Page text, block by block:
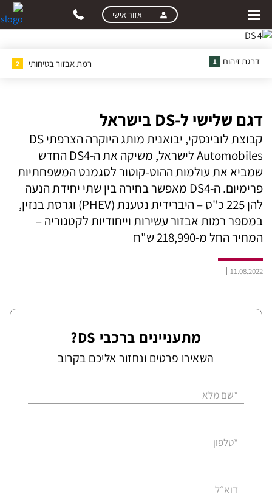
skip
main
skip
page
אזור אישי
דרגת זיהום 1 רמת אבזור בטיחותי 2
דגם שלישי ל-DS בישראל
קבוצת לובינסקי, יבואנית מותג היוקרה הצרפתי DS
Automobiles לישראל, משיקה את ה-DS4 החדש
שמביא את עולמות ההוט-קוטור לסגמנט המשפחתיות
פרימיום. ה-DS4 מאפשר בחירה בין שתי יחידת הנעה
להן 225 כ"ס – היברידית נטענת (PHEV) וגרסת בנזין,
במספר רמות אבזור עשירות וייחודיות לקטגוריה –
המחיר החל מ-218,990 ש"ח
11.08.2022
מתעניינים ברכבי DS?
השאירו פרטים ונחזור אליכם בקרוב
*שם מלא
*טלפון
דוא״ל